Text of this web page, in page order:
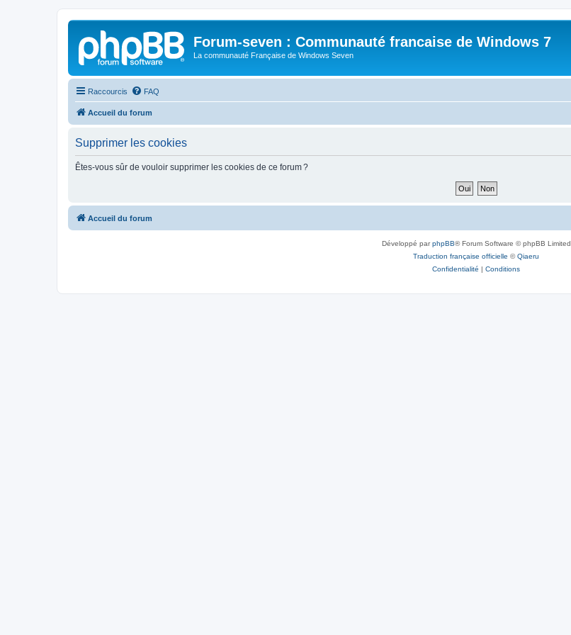
Forum-seven : Communauté francaise de Windows 7
La communauté Française de Windows Seven
Raccourcis FAQ
Accueil du forum
Supprimer les cookies
Êtes-vous sûr de vouloir supprimer les cookies de ce forum ?
Accueil du forum
Développé parphpBB® Forum Software © phpBB Limited
Traduction française officielle ©Qiaeru
Confidentialité | Conditions